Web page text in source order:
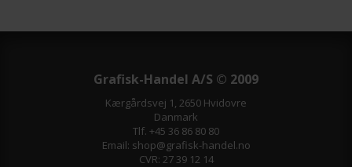
Grafisk-Handel A/S © 2009
Kærgårdsvej 1, 2650 Hvidovre
Danmark
Tlf. +45 36 86 80 80
Email: shop@grafisk-handel.no
CVR: 27 39 12 14